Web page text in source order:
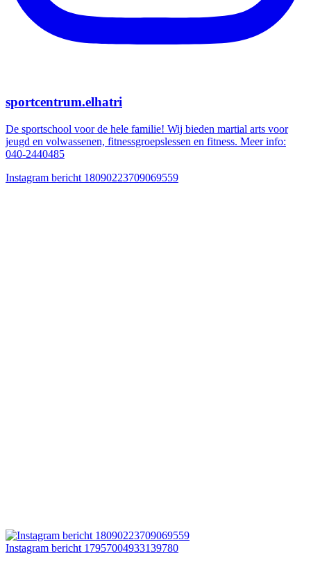
sportcentrum.elhatri
De sportschool voor de hele familie! Wij bieden martial arts voor
jeugd en volwassenen, fitnessgroepslessen en fitness. Meer info:
040-2440485
Instagram bericht 18090223709069559
Instagram bericht 17957004933139780